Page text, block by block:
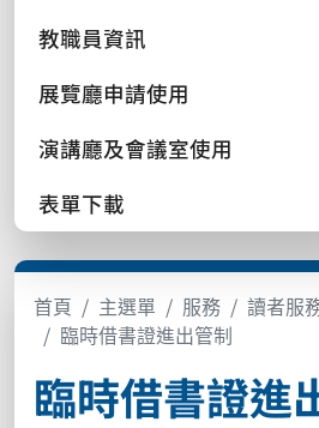
教職員資訊
展覽廳申請使用
演講廳及會議室使用
表單下載
首頁 主選單 服務
讀者服
臨時借書證進出管制
臨時借書證進